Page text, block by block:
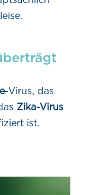
-Virus, das
Zika-Virus
ist.